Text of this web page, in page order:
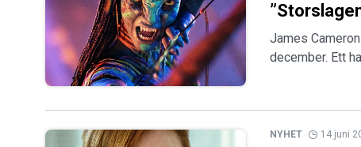
James
december. Ett
NYHET 14 juni